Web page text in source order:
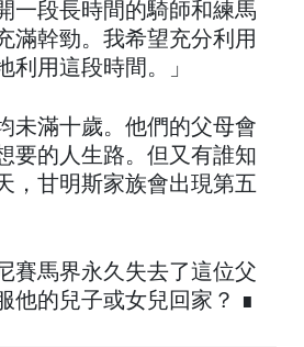
一段長時間的騎師和練馬
滿幹勁。我希望充分利用
利用這段時間。」
未滿十歲。他們的父母會
要的人生路。但又有誰知
，甘明斯家族會出現第五
賽馬界永久失去了這位父
他的兒子或女兒回家？ ∎